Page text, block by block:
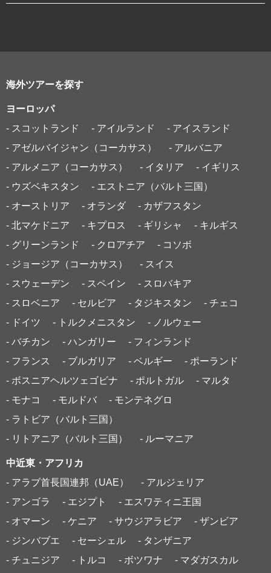
海外ツアーを探す
ヨーロッパ
- スコットランド
- アイルランド
- アイスランド
- アゼルバイジャン（コーカサス）
- アルバニア
- アルメニア（コーカサス）
- イタリア
- イギリス
- ウズベキスタン
- エストニア（バルト三国）
- オーストリア
- オランダ
- カザフスタン
- 北マケドニア
- キプロス - ギリシャ
- キルギス
- グリーンランド
- クロアチア
- コソボ
- ジョージア（コーカサス）
- スイス
- スウェーデン
- スペイン
- スロバキア
- スロベニア
- セルビア - タジキスタン
- チェコ
- ドイツ
- トルクメニスタン
- ノルウェー
- バチカン
- ハンガリー
- フィンランド
- フランス
- ブルガリア - ベルギー
- ポーランド
- ボスニアヘルツェゴビナ
- ポルトガル
- マルタ
- モナコ
- モルドバ
- モンテネグロ
- ラトビア（バルト三国）
- リトアニア（バルト三国）
- ルーマニア
中近東・アフリカ
- アラブ首長国連邦（UAE）
- アルジェリア
- アンゴラ
- エジプト
- エスワティニ王国
- オマーン
- ケニア - サウジアラビア
- ザンビア
- ジンバブエ
- セーシェル
- タンザニア
- チュニジア
- トルコ - ボツワナ
- マダガスカル